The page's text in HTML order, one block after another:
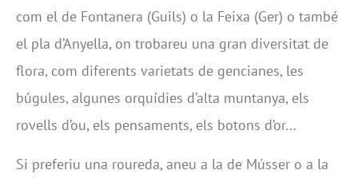
com el de Fontanera (Guils) o la Feixa (Ger) o també
el pla d’Anyella, on trobareu una gran diversitat de
flora, com diferents varietats de gencianes, les
búgules, algunes orquídies d’alta muntanya, els
rovells d’ou, els pensaments, els botons d’or…
Si preferiu una roureda, aneu a la de Músser o a la